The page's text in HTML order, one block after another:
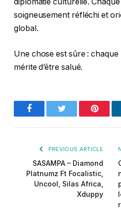
soigneusement réfléchi et
global.
Une chose est sûre :
mérite d’être salué.
FacebookTwitter
PREVIOUS ARTICLE
SASAMPA – Diamond
Platnumz Ft Focalistic,
Uncool, Silas Africa,
Xduppy